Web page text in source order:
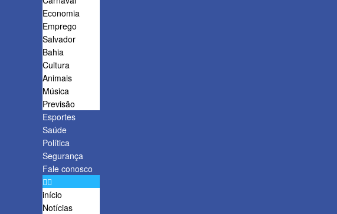
Economia
Emprego
Salvador
Bahia
Cultura
Animais
Música
Previsão
Esportes
Saúde
Política
Segurança
Fale conosco
início
Notícias